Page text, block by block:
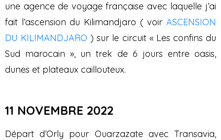
une agence de voyage française avec laquelle j’ai
fait l’ascension du Kilimandjaro ( voir ASCENSION
DU KILIMANDJARO ) sur le circuit « Les confins du
Sud marocain », un trek de 6 jours entre oasis,
dunes et plateaux caillouteux.
11 NOVEMBRE 2022
Départ d’Orly pour Ouarzazate avec Transavia,